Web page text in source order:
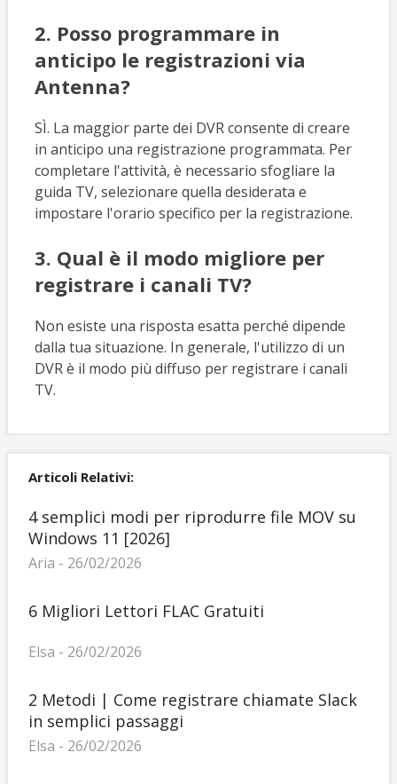
2. Posso programmare in
anticipo le registrazioni via
Antenna?
SÌ. La maggior parte dei DVR consente di creare
in anticipo una registrazione programmata. Per
completare l'attività, è necessario sfogliare la
guida TV, selezionare quella desiderata e
impostare l'orario specifico per la registrazione.
3. Qual è il modo migliore per
registrare i canali TV?
Non esiste una risposta esatta perché dipende
dalla tua situazione. In generale, l'utilizzo di un
DVR è il modo più diffuso per registrare i canali
TV.
Articoli Relativi:
4 semplici modi per riprodurre file MOV su
Windows 11 [2026]
Aria - 26/02/2026
6 Migliori Lettori FLAC Gratuiti
Elsa - 26/02/2026
2 Metodi | Come registrare chiamate Slack
in semplici passaggi
Elsa - 26/02/2026